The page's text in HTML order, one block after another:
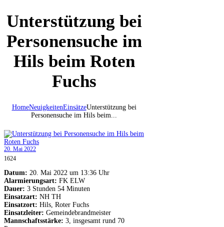
Unterstützung bei
Personensuche im
Hils beim Roten
Fuchs
HomeNeuigkeitenEinsätzeUnterstützung bei
Personensuche im Hils beim...
20. Mai 2022
1624
Datum: 20. Mai 2022 um 13:36 Uhr
Alarmierungsart: FK ELW
Dauer: 3 Stunden 54 Minuten
Einsatzart: NH TH
Einsatzort: Hils, Roter Fuchs
Einsatzleiter: Gemeindebrandmeister
Mannschaftsstärke: 3, insgesamt rund 70